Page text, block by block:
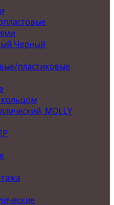
Черный
пластиковые
MOLLY